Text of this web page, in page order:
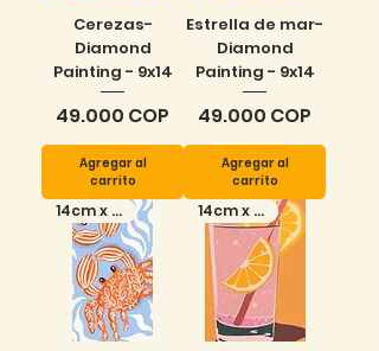
Cerezas-
Diamond
Painting - 9x14
Precio
49.000 COP
Agregar al
carrito
Estrella de mar-
Diamond
Painting - 9x14
Precio
49.000 COP
Agregar al
carrito
14cm x 9cm 14cm x 9cm